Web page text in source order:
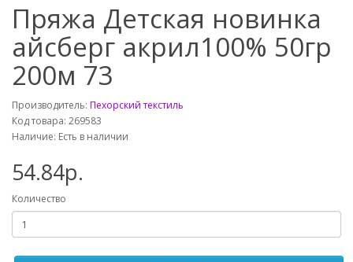
Пряжа Детская новинка
айсберг акрил100% 50гр
200м 73
Производитель: Пехорский текстиль
Код товара: 269583
Наличие: Есть в наличии
54.84р.
Количество